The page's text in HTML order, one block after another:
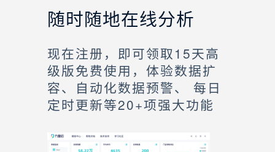
随时随地在线分析
现在注册，即可领取15天高
级版免费使用，体验数据扩
容、自动化数据预警、 每日
定时更新等20+项强大功能